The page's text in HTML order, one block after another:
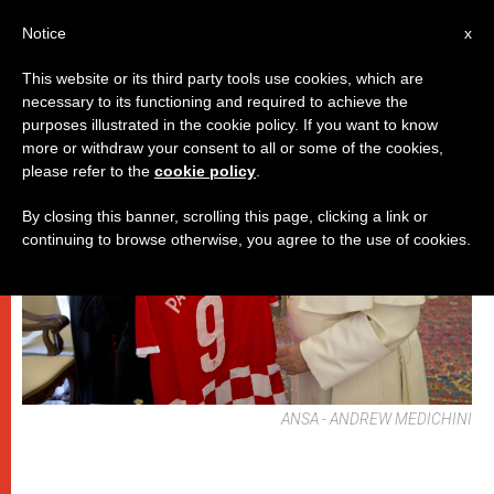
PAPI
ANSA - ANDREW MEDICHINI
x
Notice
This website or its third party tools use cookies, which are
necessary to its functioning and required to achieve the
purposes illustrated in the cookie policy. If you want to know
more or withdraw your consent to all or some of the cookies,
please refer to the cookie policy
By closing this banner, scrolling this page, clicking a link or
continuing to browse otherwise, you agree to the use of cookies.